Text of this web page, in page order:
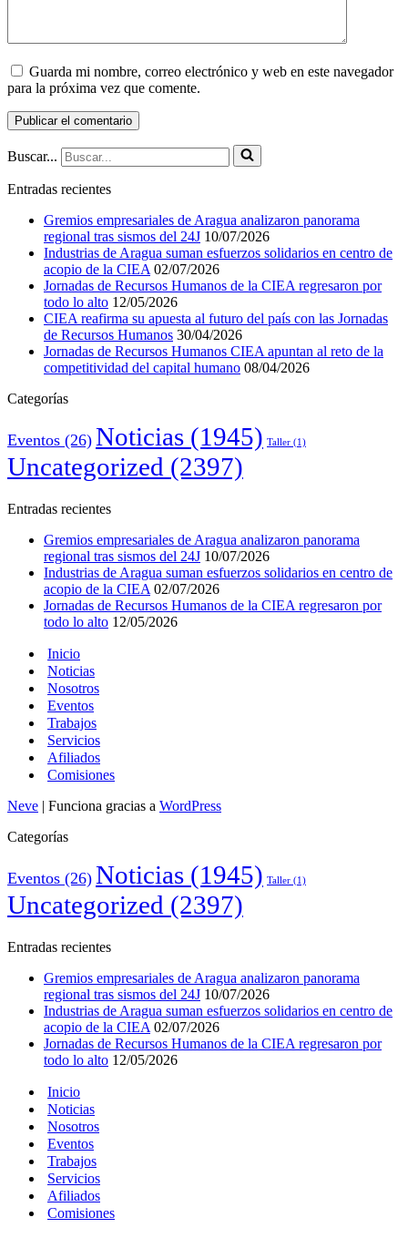
Guarda mi nombre, correo electrónico y web en este navegador
para la próxima vez que comente.
Buscar...
Entradas recientes
Gremios empresariales de Aragua analizaron panorama
regional tras sismos del 24J 10/07/2026
Industrias de Aragua suman esfuerzos solidarios en centro de
acopio de la CIEA 02/07/2026
Jornadas de Recursos Humanos de la CIEA regresaron por
todo lo alto 12/05/2026
CIEA reafirma su apuesta al futuro del país con las Jornadas
de Recursos Humanos 30/04/2026
Jornadas de Recursos Humanos CIEA apuntan al reto de la
competitividad del capital humano 08/04/2026
Categorías
Eventos (26) Noticias (1945) Taller (1)
Uncategorized (2397)
Entradas recientes
Gremios empresariales de Aragua analizaron panorama
regional tras sismos del 24J 10/07/2026
Industrias de Aragua suman esfuerzos solidarios en centro de
acopio de la CIEA 02/07/2026
Jornadas de Recursos Humanos de la CIEA regresaron por
todo lo alto 12/05/2026
Inicio
Noticias
Nosotros
Eventos
Trabajos
Servicios
Afiliados
Comisiones
Neve | Funciona gracias a WordPress
Categorías
Eventos (26) Noticias (1945) Taller (1)
Uncategorized (2397)
Entradas recientes
Gremios empresariales de Aragua analizaron panorama
regional tras sismos del 24J 10/07/2026
Industrias de Aragua suman esfuerzos solidarios en centro de
acopio de la CIEA 02/07/2026
Jornadas de Recursos Humanos de la CIEA regresaron por
todo lo alto 12/05/2026
Inicio
Noticias
Nosotros
Eventos
Trabajos
Servicios
Afiliados
Comisiones